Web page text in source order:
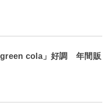
green cola」好調 年間販